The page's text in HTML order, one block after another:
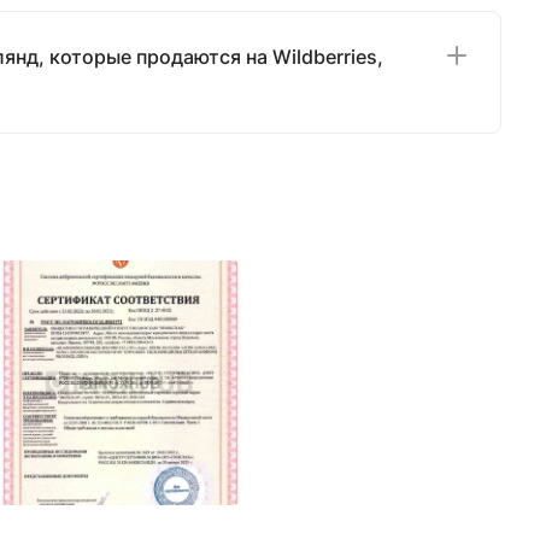
которые продаются на Wildberries,